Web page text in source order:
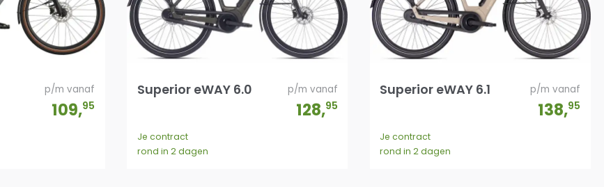
p/m vanaf
109,95
Superior eWAY 6.0 p/m vanaf
128,95
Je contract
rond in 2 dagen
Superior eWAY 6.1 p/m vanaf
138,95
Je contract
rond in 2 dagen